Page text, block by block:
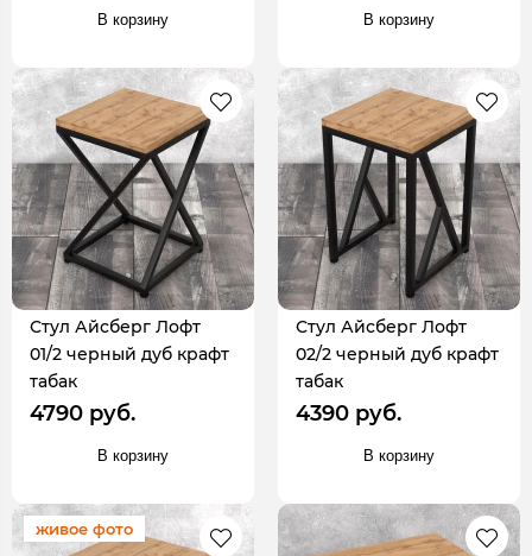
В корзину В корзину
Стул Айсберг Лофт
01/2 черный дуб крафт
табак
4790 руб.
В корзину
Стул Айсберг Лофт
02/2 черный дуб крафт
табак
4390 руб.
В корзину
живое фото